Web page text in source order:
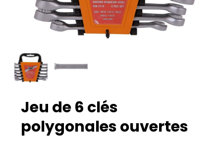
Jeu de 6 clés
polygonales ouvertes